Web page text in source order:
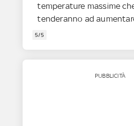
temperature massime
tenderanno ad
5/5
PUBBLICITÀ